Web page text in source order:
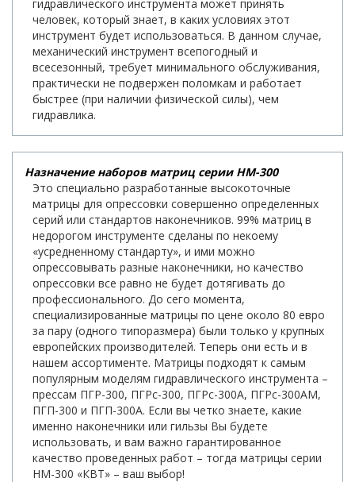
гидравлического инструмента может принять
человек, который знает, в каких условиях этот
инструмент будет использоваться. В данном случае,
механический инструмент всепогодный и
всесезонный, требует минимального обслуживания,
практически не подвержен поломкам и работает
быстрее (при наличии физической силы), чем
гидравлика.
Назначение наборов матриц серии НМ-300
Это специально разработанные высокоточные
матрицы для опрессовки совершенно определенных
серий или стандартов наконечников. 99% матриц в
недорогом инструменте сделаны по некоему
«усредненному стандарту», и ими можно
опрессовывать разные наконечники, но качество
опрессовки все равно не будет дотягивать до
профессионального. До сего момента,
специализированные матрицы по цене около 80 евро
за пару (одного типоразмера) были только у крупных
европейских производителей. Теперь они есть и в
нашем ассортименте. Матрицы подходят к самым
популярным моделям гидравлического инструмента –
прессам ПГР-300, ПГРс-300, ПГРс-300А, ПГРс-300АМ,
ПГП-300 и ПГП-300А. Если вы четко знаете, какие
именно наконечники или гильзы Вы будете
использовать, и вам важно гарантированное
качество проведенных работ – тогда матрицы серии
НМ-300 «КВТ» – ваш выбор!